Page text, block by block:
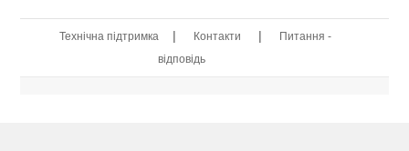
Технічна підтримка | Контакти |
Питання -
відповідь